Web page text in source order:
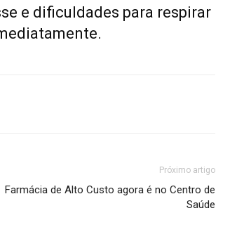
e dificuldades para respirar
Próximo artigo
Farmácia de Alto Custo agora é no Centro de
Saúde